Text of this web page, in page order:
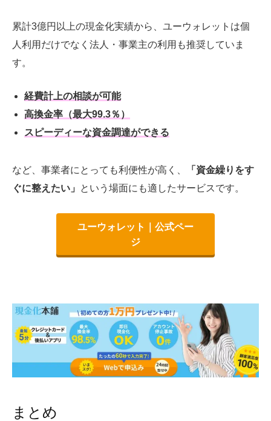
累計3億円以上の現金化実績から、ユーウォレットは個
人利用だけでなく法人・事業主の利用も推奨していま
す。
経費計上の相談が可能
高換金率（最大99.3％）
スピーディーな資金調達ができる
など、事業者にとっても利便性が高く、
「資金繰りをす
ぐに整えたい」
という場面にも適したサービスです。
ユーウォレット｜公式ペー
ジ
まとめ